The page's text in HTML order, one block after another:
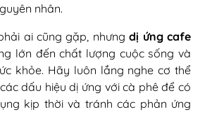
nhân.
ai cũng gặp, nhưng dị ứng cafe
lớn đến chất lượng cuộc sống và
khỏe. Hãy luôn lắng nghe cơ thể
dấu hiệu dị ứng với cà phê để có
kịp thời và tránh các phản ứng